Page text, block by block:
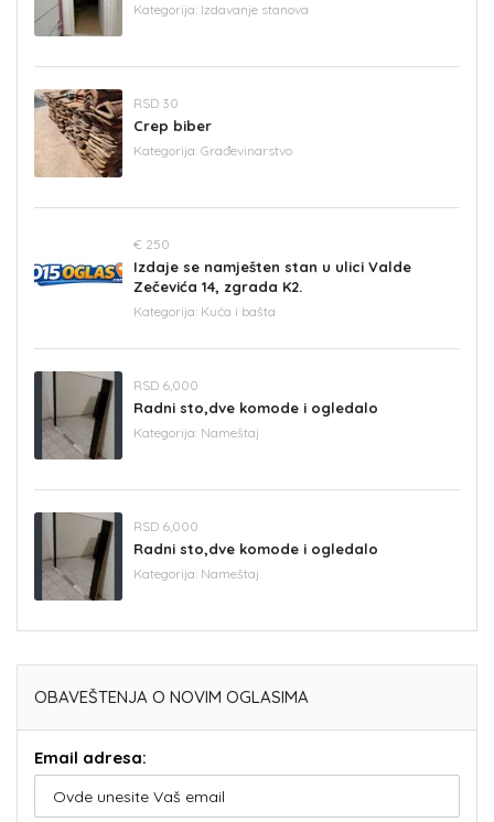
Kategorija: Izdavanje stanova
RSD 30
Crep biber
Kategorija: Građevinarstvo
€ 250
Izdaje se namješten stan u ulici Valde
Zečevića 14, zgrada K2.
Kategorija: Kuća i bašta
RSD 6,000
Radni sto,dve komode i ogledalo
Kategorija: Nameštaj
RSD 6,000
Radni sto,dve komode i ogledalo
Kategorija: Nameštaj
OBAVEŠTENJA O NOVIM OGLASIMA
Email adresa: